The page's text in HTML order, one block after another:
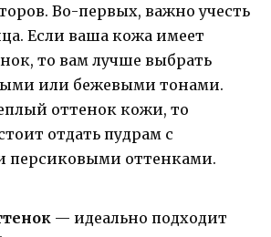
Во-первых, важно учесть
Если ваша кожа имеет
то вам лучше выбрать
или бежевыми тонами.
оттенок кожи, то
отдать пудрам с
персиковыми оттенками.
— идеально подходит